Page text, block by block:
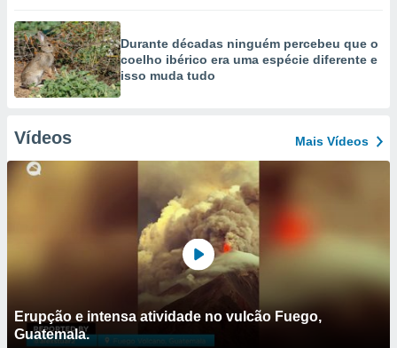
Durante décadas ninguém percebeu que o
coelho ibérico era uma espécie diferente e
isso muda tudo
Vídeos Mais Vídeos
Erupção e intensa atividade no vulcão Fuego,
Guatemala.